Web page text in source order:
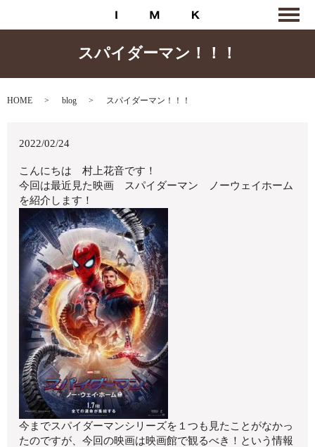
スパイダーマン！！！
HOME blog スパイダーマン！！！
2022/02/24
こんにちは 村上花音です！
今回は最近見た映画 スパイダーマン ノーウェイホーム
を紹介します！
今までスパイダーマンシリーズを１つも見たことがなかっ
たのですが、今回の映画は映画館で観るべき！という情報